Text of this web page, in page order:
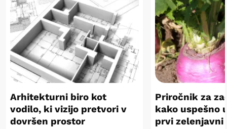
Arhitekturni biro kot
vodilo, ki vizijo pretvori v
dovršen prostor
Priročnik za
kako uspešno
prvi zelenjavni